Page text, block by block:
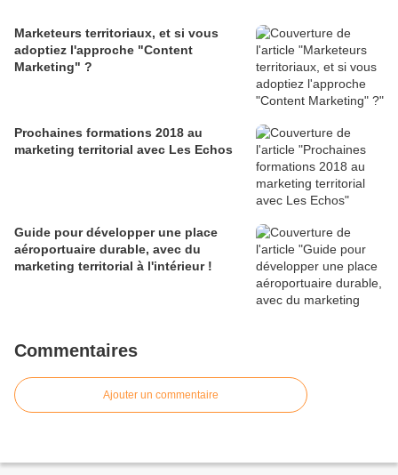
Marketeurs territoriaux, et si vous
adoptiez l'approche "Content
Marketing" ?
Prochaines formations 2018 au
marketing territorial avec Les Echos
Guide pour développer une place
aéroportuaire durable, avec du
marketing territorial à l'intérieur !
Commentaires
Ajouter un commentaire